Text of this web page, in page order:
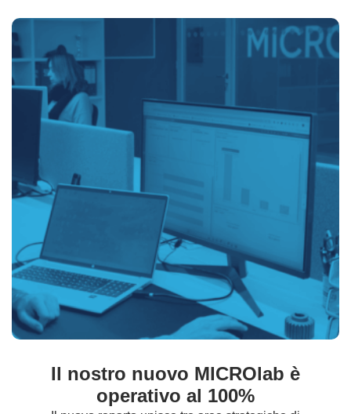
Il nostro nuovo MICROlab è
operativo al 100%